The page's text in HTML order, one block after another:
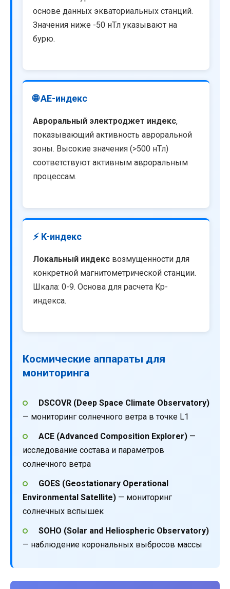
основе данных экваториальных станций.
Значения ниже -50 нТл указывают на
бурю.
🌐 AE-индекс
Авроральный электроджет индекс,
показывающий активность авроральной
зоны. Высокие значения (>500 нТл)
соответствуют активным авроральным
процессам.
⚡ K-индекс
Локальный индекс возмущенности для
конкретной магнитометрической станции.
Шкала: 0-9. Основа для расчета Kp-
индекса.
Космические аппараты для
мониторинга
DSCOVR (Deep Space Climate Observatory)
— мониторинг солнечного ветра в точке L1
ACE (Advanced Composition Explorer)—
исследование состава и параметров
солнечного ветра
GOES (Geostationary Operational
Environmental Satellite) — мониторинг
солнечных вспышек
SOHO (Solar and Heliospheric Observatory)
— наблюдение корональных выбросов массы